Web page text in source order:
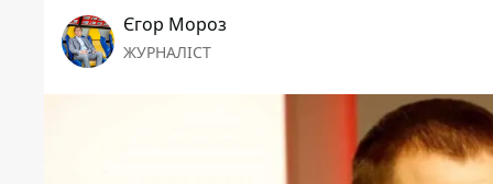
Єгор Мороз
ЖУРНАЛІСТ